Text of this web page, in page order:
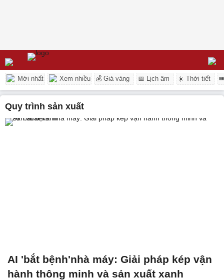
Mới nhất Xem nhiều 💰 Giá vàng 📅 Lịch âm ☀️ Thời tiết
quy trình sản xuất
AI 'bắt bệnh'nhà máy: Giải pháp kép vận
hành thông minh và sản xuất xanh